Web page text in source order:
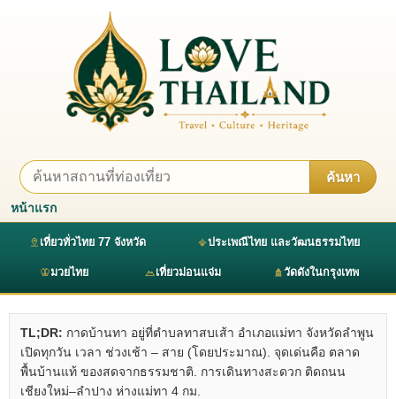
ค้นหา
หน้าแรก
เที่ยวทั่วไทย 77 จังหวัด ประเพณีไทย และวัฒนธรรมไทย
มวยไทย เที่ยวม่อนแจ่ม วัดดังในกรุงเทพ
TL;DR: กาดบ้านทา อยู่ที่ตำบลทาสบเส้า อำเภอแม่ทา จังหวัดลำพูน
เปิดทุกวัน เวลา ช่วงเช้า – สาย (โดยประมาณ). จุดเด่นคือ ตลาด
พื้นบ้านแท้ ของสดจากธรรมชาติ. การเดินทางสะดวก ติดถนน
เชียงใหม่–ลำปาง ห่างแม่ทา 4 กม.